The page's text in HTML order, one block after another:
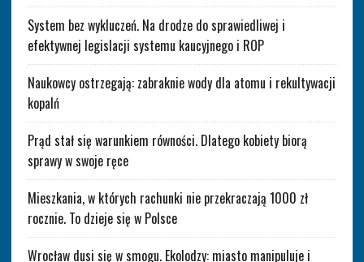
System bez wykluczeń. Na drodze do sprawiedliwej i
efektywnej legislacji systemu kaucyjnego i ROP
Naukowcy ostrzegają: zabraknie wody dla atomu i rekultywacji
kopalń
Prąd stał się warunkiem równości. Dlatego kobiety biorą
sprawy w swoje ręce
Mieszkania, w których rachunki nie przekraczają 1000 zł
rocznie. To dzieje się w Polsce
Wrocław dusi się w smogu. Ekolodzy: miasto manipuluje i